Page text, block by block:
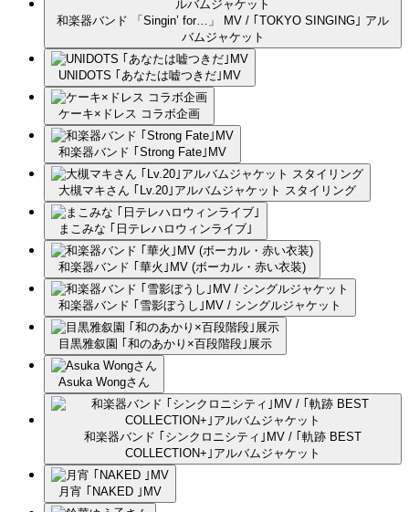
和楽器バンド 「Singin’ for…」 MV / ｢TOKYO SINGING｣ アル
バムジャケット
UNIDOTS ｢あなたは嘘つきだ｣MV
ケーキ×ドレス コラボ企画
和楽器バンド ｢Strong Fate｣MV
大槻マキさん ｢Lv.20｣アルバムジャケット スタイリング
まこみな ｢日テレハロウィンライブ｣
和楽器バンド ｢華火｣MV (ボーカル・赤い衣装)
和楽器バンド ｢雪影ぼうし｣MV / シングルジャケット
目黒雅叙園 ｢和のあかり×百段階段｣展示
Asuka Wongさん
和楽器バンド ｢シンクロニシティ｣MV / ｢軌跡 BEST
COLLECTION+｣アルバムジャケット
月宵 ｢NAKED ｣MV